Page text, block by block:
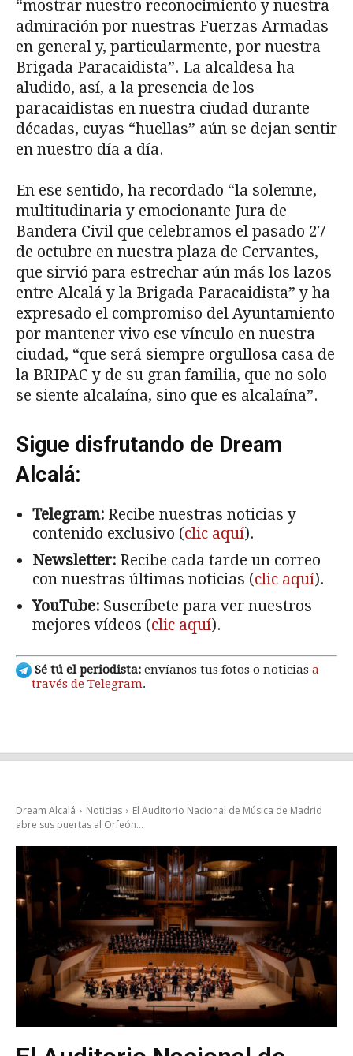
“mostrar nuestro reconocimiento y nuestra
admiración por nuestras Fuerzas Armadas
en general y, particularmente, por nuestra
Brigada Paracaidista”. La alcaldesa ha
aludido, así, a la presencia de los
paracaidistas en nuestra ciudad durante
décadas, cuyas “huellas” aún se dejan sentir
en nuestro día a día.
En ese sentido, ha recordado “la solemne,
multitudinaria y emocionante Jura de
Bandera Civil que celebramos el pasado 27
de octubre en nuestra plaza de Cervantes,
que sirvió para estrechar aún más los lazos
entre Alcalá y la Brigada Paracaidista” y ha
expresado el compromiso del Ayuntamiento
por mantener vivo ese vínculo en nuestra
ciudad, “que será siempre orgullosa casa de
la BRIPAC y de su gran familia, que no solo
se siente alcalaína, sino que es alcalaína”.
Sigue disfrutando de Dream
Alcalá:
Telegram: Recibe nuestras noticias y
contenido exclusivo (clic aquí).
Newsletter: Recibe cada tarde un correo
con nuestras últimas noticias (clic aquí).
YouTube: Suscríbete para ver nuestros
mejores vídeos (clic aquí).
Sé tú el periodista: envíanos tus fotos o noticias a
través de Telegram.